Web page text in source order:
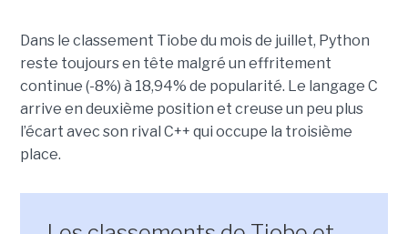
Dans le classement Tiobe du mois de juillet, Python
reste toujours en tête malgré un effritement
continue (-8%) à 18,94% de popularité. Le langage C
arrive en deuxième position et creuse un peu plus
l’écart avec son rival C++ qui occupe la troisième
place.